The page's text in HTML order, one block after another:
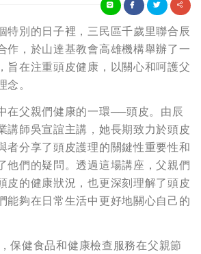
特別的日子裡，三民區千歲里聯合辰
作，於山達基教會高雄機構舉辦了一
旨在注重頭皮健康，以關心和呵護父
。
在父親們健康的一環──頭皮。由辰
講師吳宣誼主講，她長期致力於頭皮
者分享了頭皮護理的關鍵性重要性和
他們的疑問。透過這場講座，父親們
皮的健康狀況，也更深刻理解了頭皮
能夠在日常生活中更好地關心自己的
保健食品和健康檢查服務在父親節